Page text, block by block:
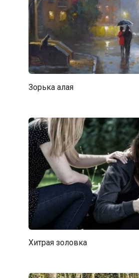
Зорька алая
Хитрая золовка